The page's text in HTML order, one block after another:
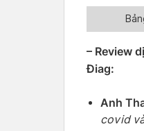
– Review
Điag:
Anh
covid